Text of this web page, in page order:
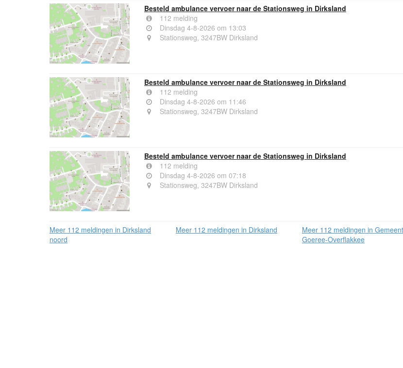
Besteld ambulance vervoer naar de Stationsweg in Dirksland
112 melding
Dinsdag 4-8-2026 om 13:03
Stationsweg, 3247BW Dirksland
Besteld ambulance vervoer naar de Stationsweg in Dirksland
112 melding
Dinsdag 4-8-2026 om 11:46
Stationsweg, 3247BW Dirksland
Besteld ambulance vervoer naar de Stationsweg in Dirksland
112 melding
Dinsdag 4-8-2026 om 07:18
Stationsweg, 3247BW Dirksland
Meer 112 meldingen in Dirksland
noord
Meer 112 meldingen in Dirksland
Meer 112 meldingen in
Goeree-Overflakkee